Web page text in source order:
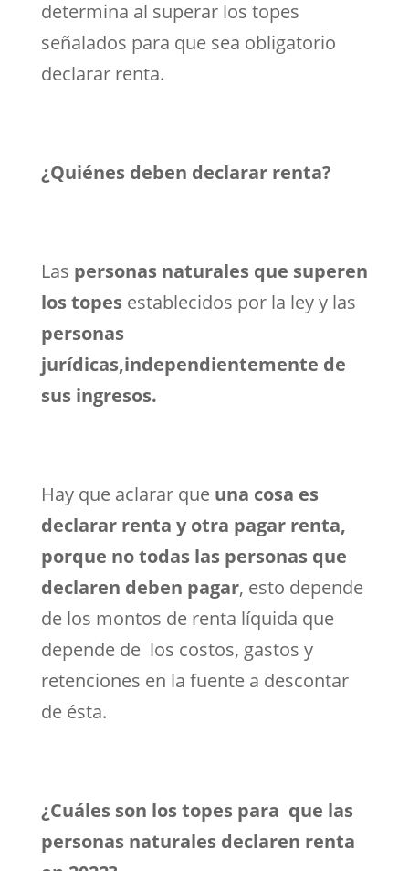
determina al superar los topes
señalados para que sea obligatorio
declarar renta.
¿Quiénes deben declarar renta?
Las personas naturales que superen
los topesestablecidos por la ley y las
personas
jurídicas,independientemente de
sus ingresos.
Hay que aclarar que una cosa es
declarar renta y otra pagar renta,
porque no todas las personas que
declaren deben pagar, esto depende
de los montos de renta líquida que
depende de los costos, gastos y
retenciones en la fuente a descontar
de ésta.
¿Cuáles son los topes para que las
personas naturales declaren renta